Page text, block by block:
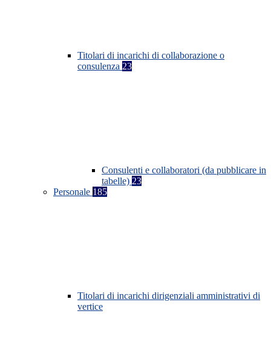
Titolari di incarichi di collaborazione o
consulenza 23
Consulenti e collaboratori (da pubblicare in
tabelle) 23
Personale 185
Titolari di incarichi dirigenziali amministrativi di
vertice